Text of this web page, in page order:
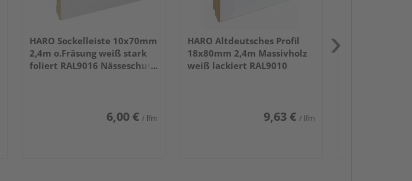
HARO Sockelleiste 10x70mm
2,4m o.Fräsung weiß stark
foliert RAL9016 Nässeschutz
6,00 € / lfm
HARO Altdeutsches Profil
18x80mm 2,4m Massivholz
weiß lackiert RAL9010
9,63 € / lfm